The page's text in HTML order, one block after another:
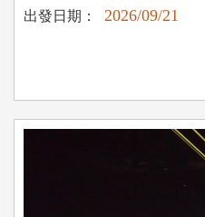
出發日期： 2026/09/21